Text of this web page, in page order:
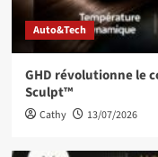
Auto&Tech
GHD révolutionne le
Sculpt™
Cathy 13/07/2026